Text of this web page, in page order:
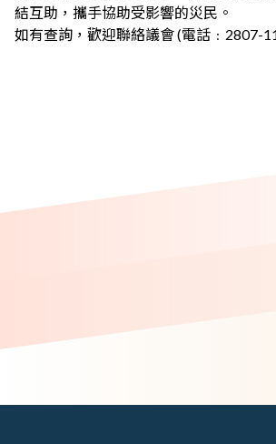
結互助，攜手協助受影響的災民。
如有查詢，歡迎聯絡議會 (電話﹕2807-